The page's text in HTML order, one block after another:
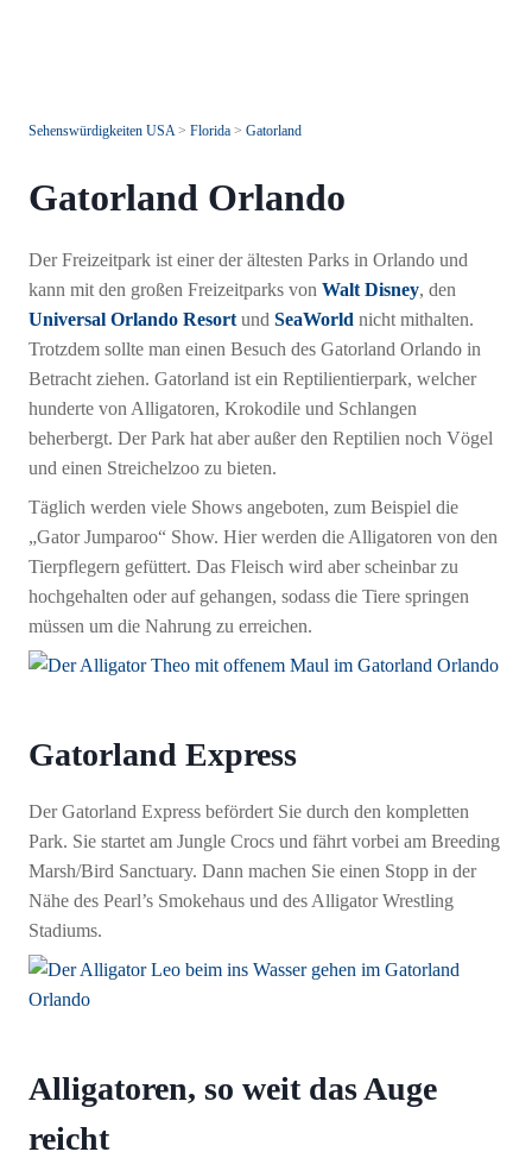
Sehenswürdigkeiten USA> Florida > Gatorland
Gatorland Orlando
Der Freizeitpark ist einer der ältesten Parks in Orlando und
kann mit den großen Freizeitparks von Walt Disney, den
Universal Orlando Resort und SeaWorld nicht mithalten.
Trotzdem sollte man einen Besuch des Gatorland Orlando in
Betracht ziehen. Gatorland ist ein Reptilientierpark, welcher
hunderte von Alligatoren, Krokodile und Schlangen
beherbergt. Der Park hat aber außer den Reptilien noch Vögel
und einen Streichelzoo zu bieten.
Täglich werden viele Shows angeboten, zum Beispiel die
„Gator Jumparoo“ Show. Hier werden die Alligatoren von den
Tierpflegern gefüttert. Das Fleisch wird aber scheinbar zu
hochgehalten oder auf gehangen, sodass die Tiere springen
müssen um die Nahrung zu erreichen.
Gatorland Express
Der Gatorland Express befördert Sie durch den kompletten
Park. Sie startet am Jungle Crocs und fährt vorbei am Breeding
Marsh/Bird Sanctuary. Dann machen Sie einen Stopp in der
Nähe des Pearl’s Smokehaus und des Alligator Wrestling
Stadiums.
Alligatoren, so weit das Auge
reicht